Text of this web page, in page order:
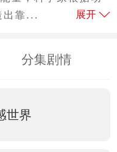
出靠...
展开
分集剧情
世界